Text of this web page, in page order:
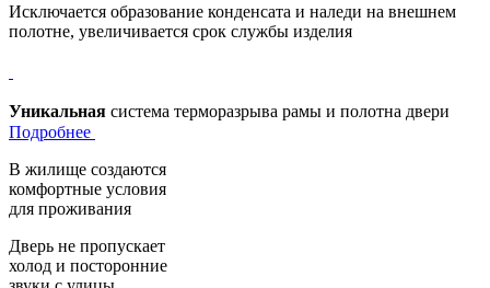
Исключается образование конденсата и наледи на внешнем
полотне, увеличивается срок службы изделия
Уникальная система терморазрыва рамы и полотна двери
Подробнее
В жилище создаются
комфортные условия
для проживания
Дверь не пропускает
холод и посторонние